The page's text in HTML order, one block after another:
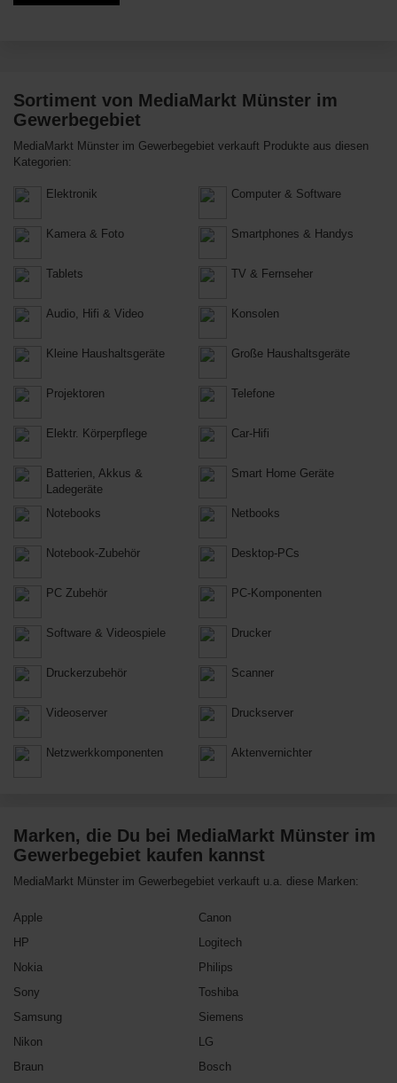
Sortiment von MediaMarkt Münster im
Gewerbegebiet
MediaMarkt Münster im Gewerbegebiet verkauft Produkte aus diesen
Kategorien:
Elektronik Computer & Software
Kamera & Foto Smartphones & Handys
Tablets TV & Fernseher
Audio, Hifi & Video Konsolen
Kleine Haushaltsgeräte Große Haushaltsgeräte
Projektoren Telefone
Elektr. Körperpflege Car-Hifi
Batterien, Akkus &
Ladegeräte
Smart Home Geräte
Notebooks Netbooks
Notebook-Zubehör Desktop-PCs
PC Zubehör PC-Komponenten
Software & Videospiele Drucker
Druckerzubehör Scanner
Videoserver Druckserver
Netzwerkkomponenten Aktenvernichter
Marken, die Du bei MediaMarkt Münster im
Gewerbegebiet kaufen kannst
MediaMarkt Münster im Gewerbegebiet verkauft u.a. diese Marken:
Apple
Canon
HP
Logitech
Nokia
Philips
Sony
Toshiba
Samsung
Siemens
Nikon
LG
Braun
Bosch